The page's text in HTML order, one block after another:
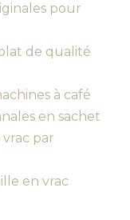
pour
de qualité
à café
en sachet
par
en vrac